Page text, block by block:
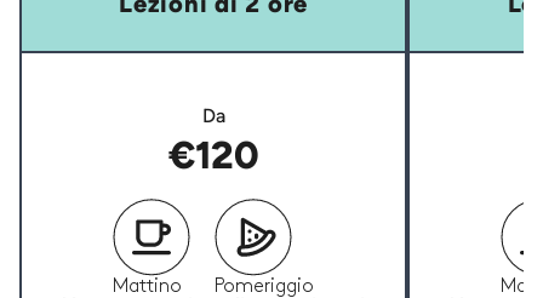
Da
€120
Mattino
Pomeriggio